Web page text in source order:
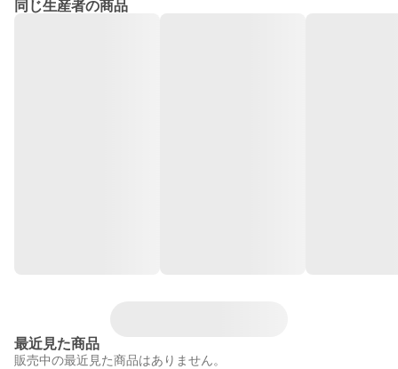
同じ生産者の商品
最近見た商品
販売中の最近見た商品はありません。